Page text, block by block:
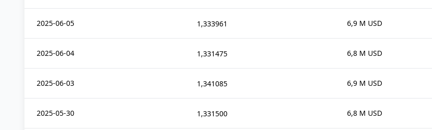
2025-06-05 1,333961 6,9 M USD
2025-06-04 1,331475 6,8 M USD
2025-06-03 1,341085 6,9 M USD
2025-05-30 1,331500 6,8 M USD